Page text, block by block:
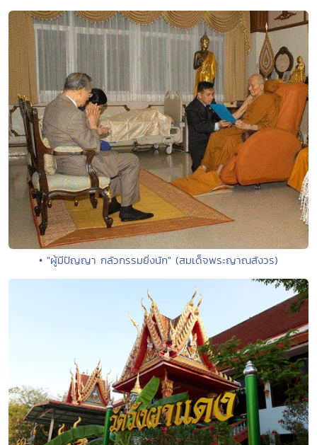
• "ผู้มีปัญญา กลัวกรรมยิ่งนัก" (สมเด็จพระญาณสังวร)